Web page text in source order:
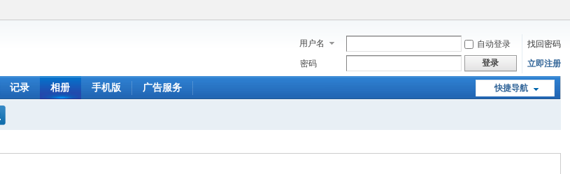
用户名 自动登录
找回密码
密码
登录 立即注册
快捷导航
记录 相册 手机版 广告服务